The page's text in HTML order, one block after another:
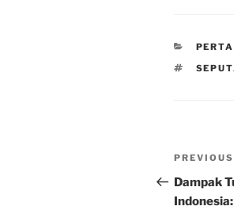
TAGS
Post
Previous
Post
PREVIOUS
Dampak